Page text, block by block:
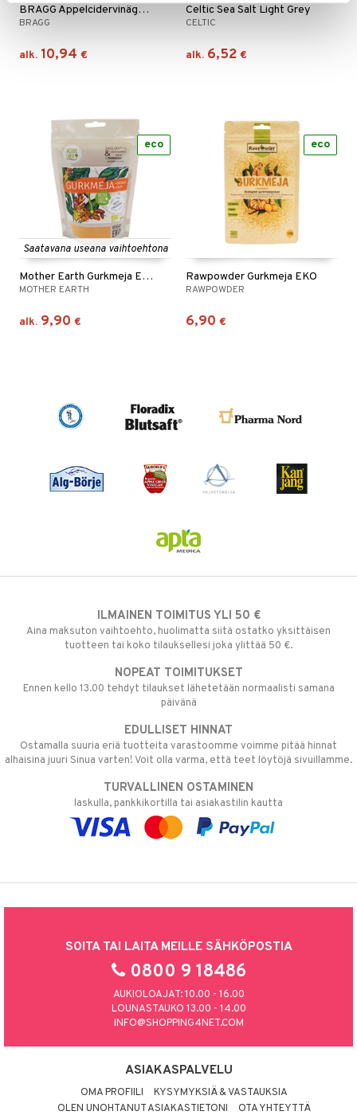
BRAGG Äppelcidervinäger EKO
BRAGG
alk. 10,94 €
Celtic Sea Salt Light Grey
CELTIC
alk. 6,52 €
Saatavana useana vaihtoehtona
Mother Earth Gurkmeja EKO
MOTHER EARTH
alk. 9,90 €
eco
Rawpowder Gurkmeja EKO
RAWPOWDER
6,90 €
eco
ILMAINEN TOIMITUS YLI 50 €
Aina maksuton vaihtoehto, huolimatta siitä ostatko yksittäisen
tuotteen tai koko tilauksellesi joka ylittää 50 €.
NOPEAT TOIMITUKSET
Ennen kello 13.00 tehdyt tilaukset lähetetään normaalisti samana
päivänä
EDULLISET HINNAT
Ostamalla suuria eriä tuotteita varastoomme voimme pitää hinnat
alhaisina juuri Sinua varten! Voit olla varma, että teet löytöjä sivuillamme.
TURVALLINEN OSTAMINEN
laskulla, pankkikortilla tai asiakastilin kautta
SOITA TAI LAITA MEILLE SÄHKÖPOSTIA
0800 9 18486
AUKIOLOAJAT: 10.00 - 16.00
LOUNASTAUKO 13.00 - 14.00
INFO@SHOPPING4NET.COM
ASIAKASPALVELU
OMA PROFIILI
KYSYMYKSIÄ & VASTAUKSIA
OLEN UNOHTANUT ASIAKASTIETONI
OTA YHTEYTTÄ